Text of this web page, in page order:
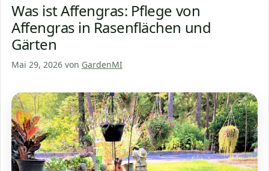
Was ist Affengras: Pflege von
Affengras in Rasenflächen und
Gärten
Mai 29, 2026 von GardenMI